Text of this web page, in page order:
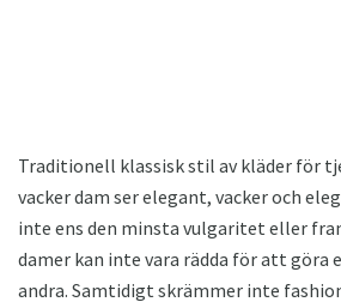
Traditionell klassisk stil av kläder för
vacker dam ser elegant, vacker och
inte ens den minsta vulgaritet eller
damer kan inte vara rädda för att
andra. Samtidigt skrämmer inte